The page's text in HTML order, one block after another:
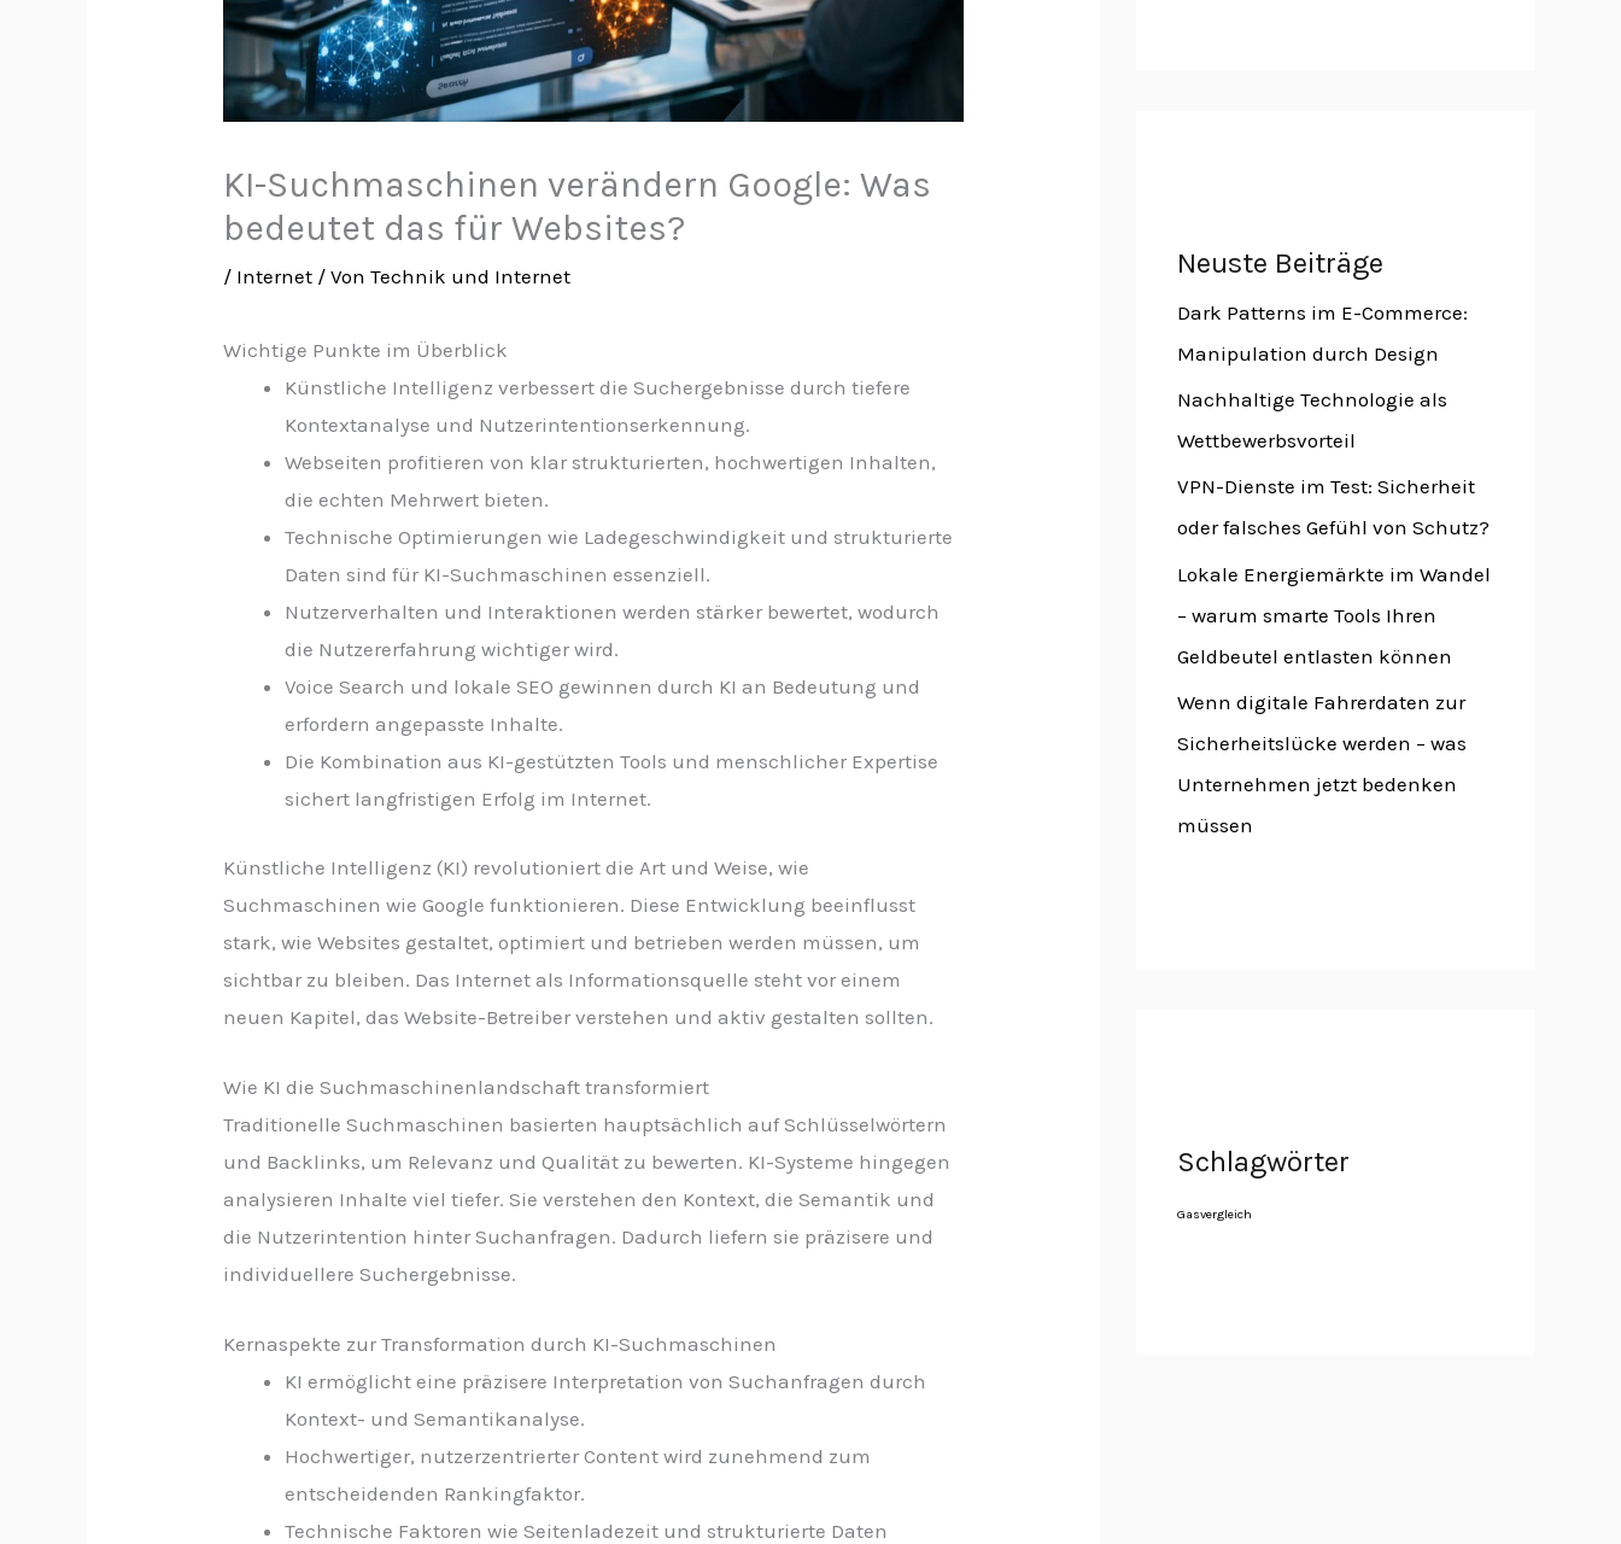
KI-Suchmaschinen verändern Google: Was
bedeutet das für Websites?
/ Internet / VonTechnik und Internet
Wichtige Punkte im Überblick
Künstliche Intelligenz verbessert die Suchergebnisse durch tiefere
Kontextanalyse und Nutzerintentionserkennung.
Webseiten profitieren von klar strukturierten, hochwertigen Inhalten,
die echten Mehrwert bieten.
Technische Optimierungen wie Ladegeschwindigkeit und strukturierte
Daten sind für KI-Suchmaschinen essenziell.
Nutzerverhalten und Interaktionen werden stärker bewertet, wodurch
die Nutzererfahrung wichtiger wird.
Voice Search und lokale SEO gewinnen durch KI an Bedeutung und
erfordern angepasste Inhalte.
Die Kombination aus KI-gestützten Tools und menschlicher Expertise
sichert langfristigen Erfolg im Internet.
Künstliche Intelligenz (KI) revolutioniert die Art und Weise, wie
Suchmaschinen wie Google funktionieren. Diese Entwicklung beeinflusst
stark, wie Websites gestaltet, optimiert und betrieben werden müssen, um
sichtbar zu bleiben. Das Internet als Informationsquelle steht vor einem
neuen Kapitel, das Website-Betreiber verstehen und aktiv gestalten sollten.
Wie KI die Suchmaschinenlandschaft transformiert
Traditionelle Suchmaschinen basierten hauptsächlich auf Schlüsselwörtern
und Backlinks, um Relevanz und Qualität zu bewerten. KI-Systeme hingegen
analysieren Inhalte viel tiefer. Sie verstehen den Kontext, die Semantik und
die Nutzerintention hinter Suchanfragen. Dadurch liefern sie präzisere und
individuellere Suchergebnisse.
Kernaspekte zur Transformation durch KI-Suchmaschinen
KI ermöglicht eine präzisere Interpretation von Suchanfragen durch
Kontext- und Semantikanalyse.
Hochwertiger, nutzerzentrierter Content wird zunehmend zum
entscheidenden Rankingfaktor.
Technische Faktoren wie Seitenladezeit und strukturierte Daten
Neuste Beiträge
Dark Patterns im E-Commerce:
Manipulation durch Design
Nachhaltige Technologie als
Wettbewerbsvorteil
VPN-Dienste im Test: Sicherheit
oder falsches Gefühl von Schutz?
Lokale Energiemärkte im Wandel
– warum smarte Tools Ihren
Geldbeutel entlasten können
Wenn digitale Fahrerdaten zur
Sicherheitslücke werden – was
Unternehmen jetzt bedenken
müssen
Schlagwörter
Gasvergleich